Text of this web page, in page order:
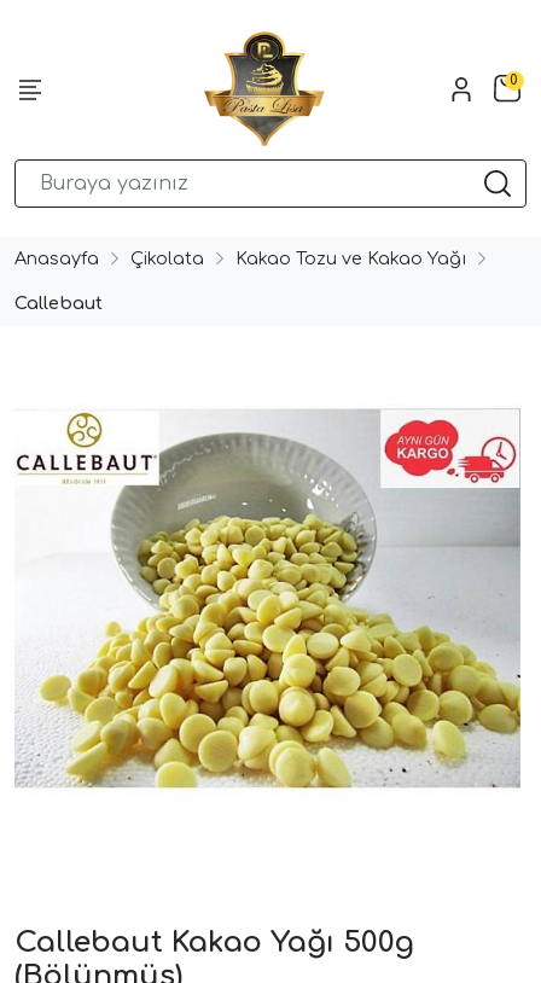
0
Anasayfa Çikolata Kakao Tozu ve Kakao Yağı
Callebaut
Callebaut Kakao Yağı 500g
(Bölünmüş)